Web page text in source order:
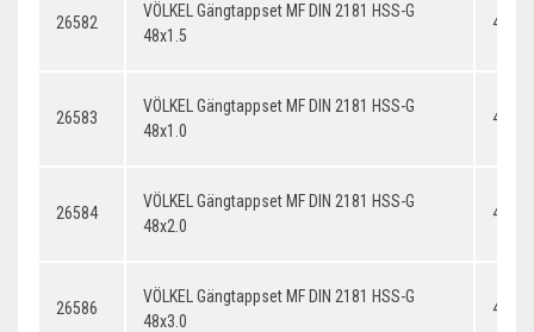
26582
VÖLKEL Gängtappset MF DIN 2181 HSS-G
48x1.5
26583
VÖLKEL Gängtappset MF DIN 2181 HSS-G
48x1.0
26584
VÖLKEL Gängtappset MF DIN 2181 HSS-G
48x2.0
26586
VÖLKEL Gängtappset MF DIN 2181 HSS-G
48x3.0